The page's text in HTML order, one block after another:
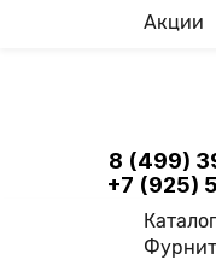
Акции
8 (499)
+7 (925)
Каталог